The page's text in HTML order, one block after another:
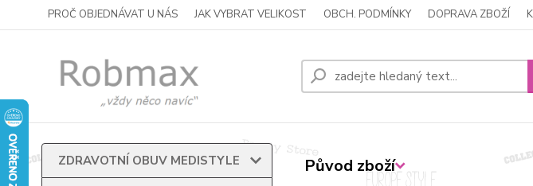
PROČ OBJEDNÁVAT U NÁS JAK VYBRAT VELIKOST OBCH. PODMÍNKY DOPRAVA ZBOŽÍ
ZDRAVOTNÍ OBUV MEDISTYLE Původ zboží